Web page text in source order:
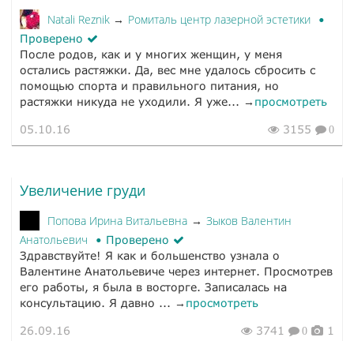
Natali Reznik → Ромиталь центр лазерной эстетики
Проверено
После родов, как и у многих женщин, у меня
остались растяжки. Да, вес мне удалось сбросить с
помощью спорта и правильного питания, но
растяжки никуда не уходили. Я уже... → просмотреть
05.10.16 3155 0
Увеличение груди
Попова Ирина Витальевна → Зыков Валентин
Анатольевич
Проверено
Здравствуйте! Я как и большенство узнала о
Валентине Анатольевиче через интернет. Просмотрев
его работы, я была в восторге. Записалась на
консультацию. Я давно ... → просмотреть
26.09.16 3741 0 1